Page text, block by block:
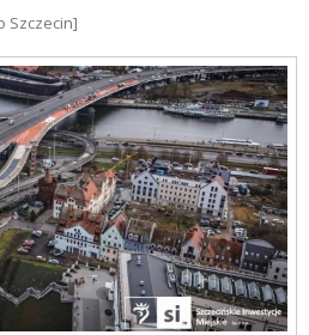
Szczecin]